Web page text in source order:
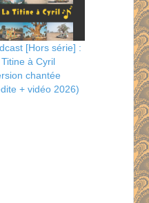
[Hors série] :
à Cyril
chantée
+ vidéo 2026)